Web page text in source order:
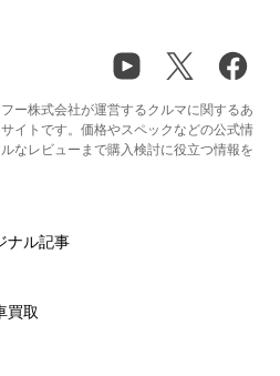
ー株式会社が運営するクルマに関するあ
イトです。価格やスペックなどの公式情
なレビューまで購入検討に役立つ情報を
ナル記事
買取